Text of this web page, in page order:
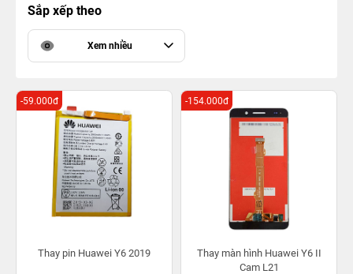
Sắp xếp theo
Xem nhiều
Thay pin Huawei Y6 2019
-59.000đ
Thay màn hình Huawei Y6 II
Cam L21
-154.000đ